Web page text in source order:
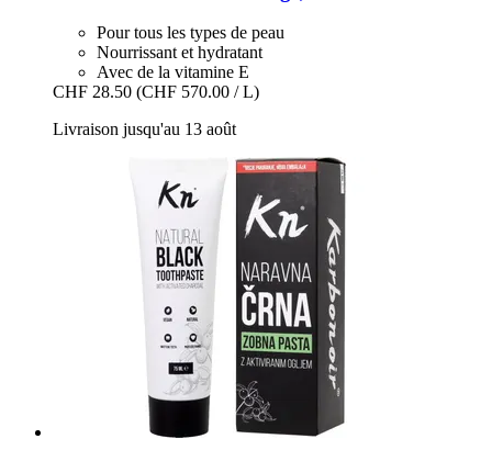
Pour tous les types de peau
Nourrissant et hydratant
Avec de la vitamine E
CHF 28.50 (CHF 570.00 / L)
Livraison jusqu'au 13 août